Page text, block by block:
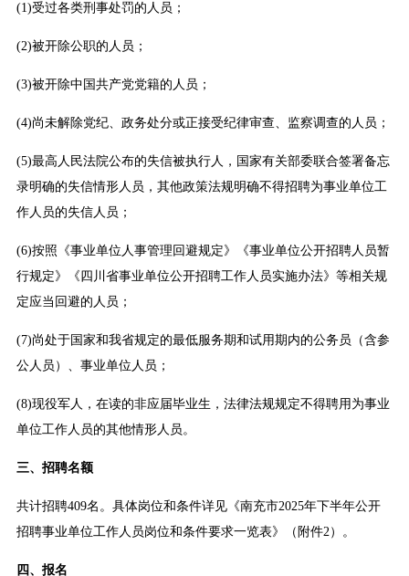
(1)受过各类刑事处罚的人员；
(2)被开除公职的人员；
(3)被开除中国共产党党籍的人员；
(4)尚未解除党纪、政务处分或正接受纪律审查、监察调查的人员；
(5)最高人民法院公布的失信被执行人，国家有关部委联合签署备忘
录明确的失信情形人员，其他政策法规明确不得招聘为事业单位工
作人员的失信人员；
(6)按照《事业单位人事管理回避规定》《事业单位公开招聘人员暂
行规定》《四川省事业单位公开招聘工作人员实施办法》等相关规
定应当回避的人员；
(7)尚处于国家和我省规定的最低服务期和试用期内的公务员（含参
公人员）、事业单位人员；
(8)现役军人，在读的非应届毕业生，法律法规规定不得聘用为事业
单位工作人员的其他情形人员。
三、招聘名额
共计招聘409名。具体岗位和条件详见《南充市2025年下半年公开
招聘事业单位工作人员岗位和条件要求一览表》（附件2）。
四、报名